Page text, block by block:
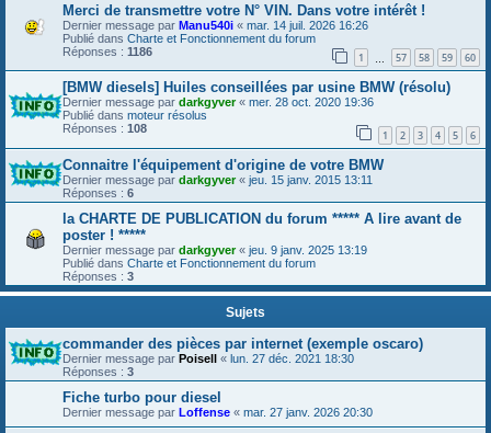
Merci de transmettre votre N° VIN. Dans votre intérêt !
Dernier message par Manu540i « mar. 14 juil. 2026 16:26
Publié dans Charte et Fonctionnement du forum
Réponses : 1186 1 57 58 59 60
[BMW diesels] Huiles conseillées par usine BMW (résolu)
Dernier message par darkgyver« mer. 28 oct. 2020 19:36
Publié dans moteur résolus
Réponses : 108 1 2 3 4 5 6
Connaitre l'équipement d'origine de votre BMW
Dernier message par darkgyver« jeu. 15 janv. 2015 13:11
Réponses : 6
la CHARTE DE PUBLICATION du forum ***** A lire avant de
poster ! *****
Dernier message par darkgyver« jeu. 9 janv. 2025 13:19
Publié dans Charte et Fonctionnement du forum
Réponses : 3
Sujets
commander des pièces par internet (exemple oscaro)
Dernier message par Poisell « lun. 27 déc. 2021 18:30
Réponses : 3
Fiche turbo pour diesel
Dernier message par Loffense « mar. 27 janv. 2026 20:30